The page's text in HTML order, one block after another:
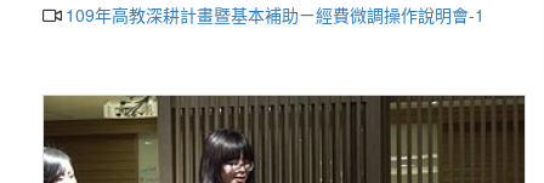
109年高教深耕計畫暨基本補助ㄧ經費微調操作說明會-1